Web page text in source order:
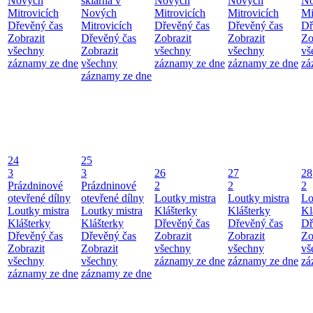
Mitrovicích
Dřevěný čas
Zobrazit
všechny
záznamy ze dne
Nových
Mitrovicích
Dřevěný čas
Zobrazit
všechny
záznamy ze dne
Mitrovicích
Dřevěný čas
Zobrazit
všechny
záznamy ze dne
Mitrovicích
Dřevěný čas
Zobrazit
všechny
záznamy ze dne
24
3
Prázdninové
otevřené dílny
Loutky mistra
Klášterky
Dřevěný čas
Zobrazit
všechny
záznamy ze dne
25
3
Prázdninové
otevřené dílny
Loutky mistra
Klášterky
Dřevěný čas
Zobrazit
všechny
záznamy ze dne
26
2
Loutky mistra
Klášterky
Dřevěný čas
Zobrazit
všechny
záznamy ze dne
27
2
Loutky mistra
Klášterky
Dřevěný čas
Zobrazit
všechny
záznamy ze dne
28
2